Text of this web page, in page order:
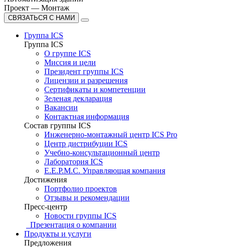
Проект — Монтаж
СВЯЗАТЬСЯ С НАМИ
Группа ICS
Группа ICS
О группе ICS
Миссия и цели
Президент группы ICS
Лицензии и разрешения
Сертификаты и компетенции
Зеленая декларация
Вакансии
Контактная информация
Состав группы ICS
Инженерно-монтажный центр ICS Pro
Центр дистрибуции ICS
Учебно-консультационный центр
Лаборатория ICS
E.E.P.M.C. Управляющая компания
Достижения
Портфолио проектов
Отзывы и рекомендации
Пресс-центр
Новости группы ICS
Презентация о компании
Продукты и услуги
Предложения